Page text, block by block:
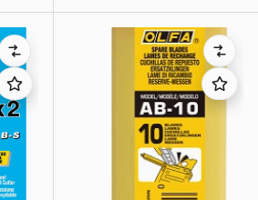
Vergelijken